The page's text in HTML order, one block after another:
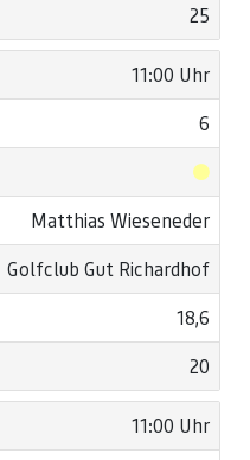
25
11:00 Uhr
6
Matthias Wieseneder
Golfclub Gut Richardhof
18,6
20
11:00 Uhr